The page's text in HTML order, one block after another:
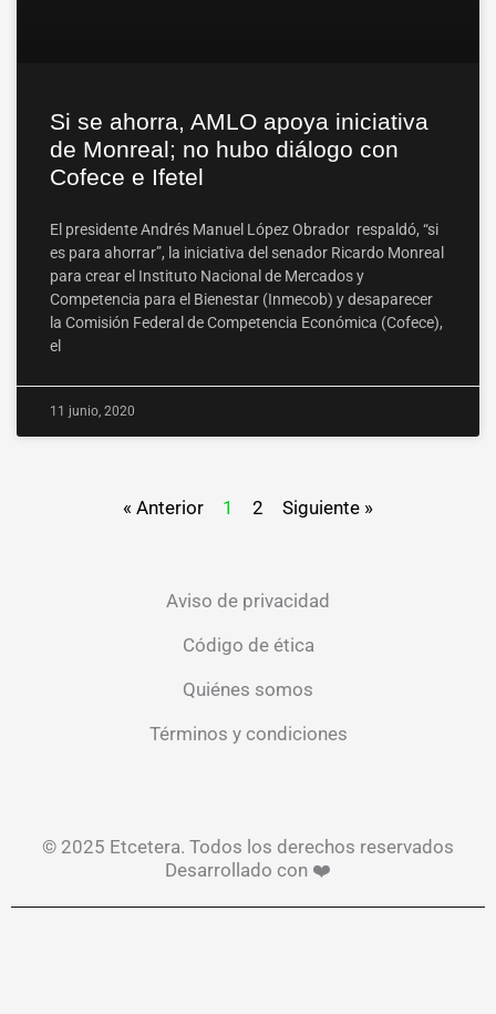
Si se ahorra, AMLO apoya iniciativa
de Monreal; no hubo diálogo con
Cofece e Ifetel
El presidente Andrés Manuel López Obrador respaldó, “si
es para ahorrar”, la iniciativa del senador Ricardo Monreal
para crear el Instituto Nacional de Mercados y
Competencia para el Bienestar (Inmecob) y desaparecer
la Comisión Federal de Competencia Económica (Cofece),
el
11 junio, 2020
« Anterior 1 2 Siguiente »
Aviso de privacidad
Código de ética
Quiénes somos
Términos y condiciones
© 2025 Etcetera. Todos los derechos reservados
Desarrollado con ❤️